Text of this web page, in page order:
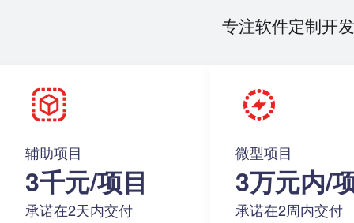
专注软件定制开
辅助项目
3千元/项目
承诺在2天内交付
微型项目
3万元内/
承诺在2周内交付